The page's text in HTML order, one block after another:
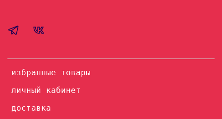
избранные товары
личный кабинет
доставка